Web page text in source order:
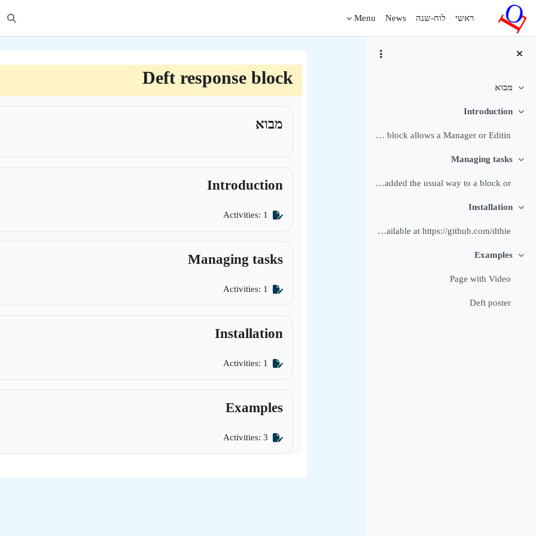
דילוג לתוכן הראשי
ראשי
לוח-שנה News
Menu
צמצום
מבוא
צמצום
Introduction
The Deft response block allows a Manager or Editin...
צמצום
Managing tasks
The block can be added the usual way to a block or...
צמצום
Installation
The block is available at https://github.com/dthie...
צמצום
Examples
Page with Video
Deft poster
Deft response block
תקציר יחידת-הוראה
מבוא
Introduction
Activities: 1
Managing tasks
Activities: 1
Installation
Activities: 1
Examples
Activities: 3